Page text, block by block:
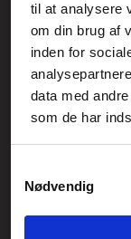
til at analysere
om din brug af
inden for
data med
som de har
Nødvendig
Service- og
Sitemap
3 ugers returret